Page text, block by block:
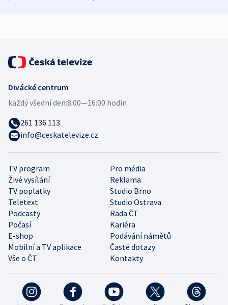
TV program
Pro média
Živé vysílání
Reklama
TV poplatky
Studio Brno
Teletext
Studio Ostrava
Podcasty
Rada ČT
Počasí
Kariéra
E-shop
Podávání námětů
Mobilní a TV aplikace
Časté dotazy
Vše o ČT
Kontakty
Divácké centrum
každý všední den:8:00—16:00 hodin
261 136 113
info@ceskatelevize.cz